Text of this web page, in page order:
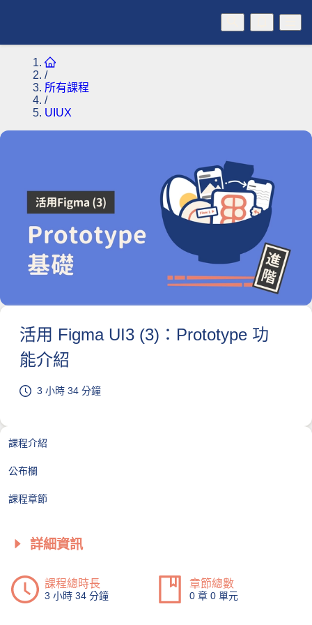
/
所有課程
/
UIUX
課程介紹
公布欄
課程章節
詳細資訊
課程總時長
3 小時 34 分鐘
章節總數
0 章 0 單元
活用 Figma UI3 (3)：Prototype 功
能介紹
3 小時 34 分鐘